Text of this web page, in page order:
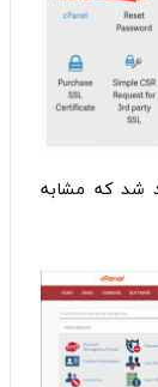
شد که مشابه